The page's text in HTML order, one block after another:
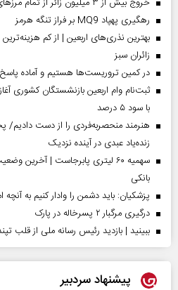
رهگیری پهپاد MQ9 بر فراز تنگه هرمز
بهترین نذری‌های اربعین | از کم
‌زائران سبز
در کمین تروریست‌ها هستیم و آماده
با سود ۵ درصد
زنده‌یاد عبدی در آینده نزدیک
سهمیه ۶۰ لیتری پابرجاست |
بانکی
پزشکیان: باید دشمن را وادار کنیم به آنچه
درگیری مرگبار ۲ پسرخاله در پارک
ببینید | بازدید رئیس رسانه ملی از قلب
پیشنهاد سردبیر